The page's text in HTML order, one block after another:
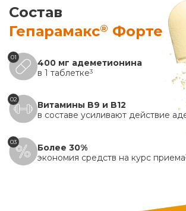
Состав
Гепарамакс® Форте
01
400 мг адеметионина
в 1 таблетке3
02
Витамины B9 и B12
в составе усиливают действие
03
Более 30%
экономия средств на курс приема